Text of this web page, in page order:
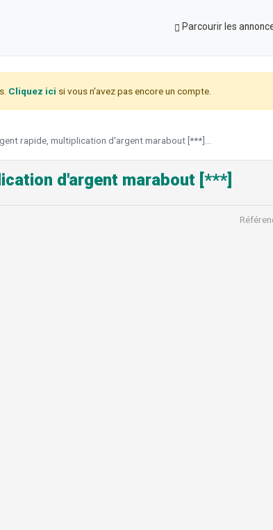
Parcourir les
Cliquez ici si vous n'avez pas encore un compte.
rapide, multiplication d'argent marabout [***]...
d'argent marabout [***]